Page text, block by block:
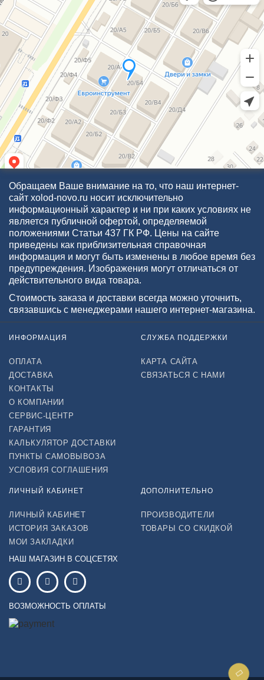
Обращаем Ваше внимание на то, что наш интернет-
сайт xolod-novo.ru носит исключительно
информационный характер и ни при каких условиях не
является публичной офертой, определяемой
положениями Статьи 437 ГК РФ. Цены на сайте
приведены как приблизительная справочная
информация и могут быть изменены в любое время без
предупреждения. Изображения могут отличаться от
действительного вида товара.
Стоимость заказа и доставки всегда можно уточнить,
связавшись с менеджерами нашего интернет-магазина.
ИНФОРМАЦИЯ
ОПЛАТА
ДОСТАВКА
КОНТАКТЫ
О КОМПАНИИ
СЕРВИС-ЦЕНТР
ГАРАНТИЯ
КАЛЬКУЛЯТОР ДОСТАВКИ
ПУНКТЫ САМОВЫВОЗА
УСЛОВИЯ СОГЛАШЕНИЯ
СЛУЖБА ПОДДЕРЖКИ
КАРТА САЙТА
СВЯЗАТЬСЯ С НАМИ
ЛИЧНЫЙ КАБИНЕТ
ЛИЧНЫЙ КАБИНЕТ
ИСТОРИЯ ЗАКАЗОВ
МОИ ЗАКЛАДКИ
ДОПОЛНИТЕЛЬНО
ПРОИЗВОДИТЕЛИ
ТОВАРЫ СО СКИДКОЙ
НАШ МАГАЗИН В СОЦСЕТЯХ
ВОЗМОЖНОСТЬ ОПЛАТЫ